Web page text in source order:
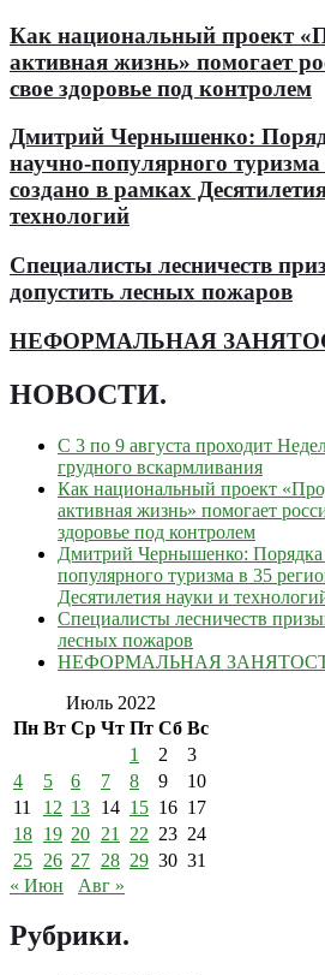
Как национальный проект
активная жизнь» помогает
свое здоровье под контролем
Дмитрий Чернышенко:
научно-популярного туризма
создано в рамках
технологий
Специалисты лесничеств
допустить лесных пожаров
НЕФОРМАЛЬНАЯ
НОВОСТИ.
С 3 по 9 августа проходит
грудного вскармливания
Как национальный проект
активная жизнь» помогает
здоровье под контролем
Дмитрий Чернышенко: Порядка
популярного туризма в 35
Десятилетия науки и
Специалисты лесничеств
лесных пожаров
НЕФОРМАЛЬНАЯ
Июль 2022
Пн Вт Ср Чт Пт Сб Вс
1
2
3
4
5 6 7 8 9
10
11
12 13 14 15 16 17
18 19 20 21 22 23 24
25 26 27 28 29 30 31
« Июн
Авг »
Рубрики.